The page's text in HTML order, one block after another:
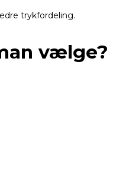
trykfordeling.
vælge?